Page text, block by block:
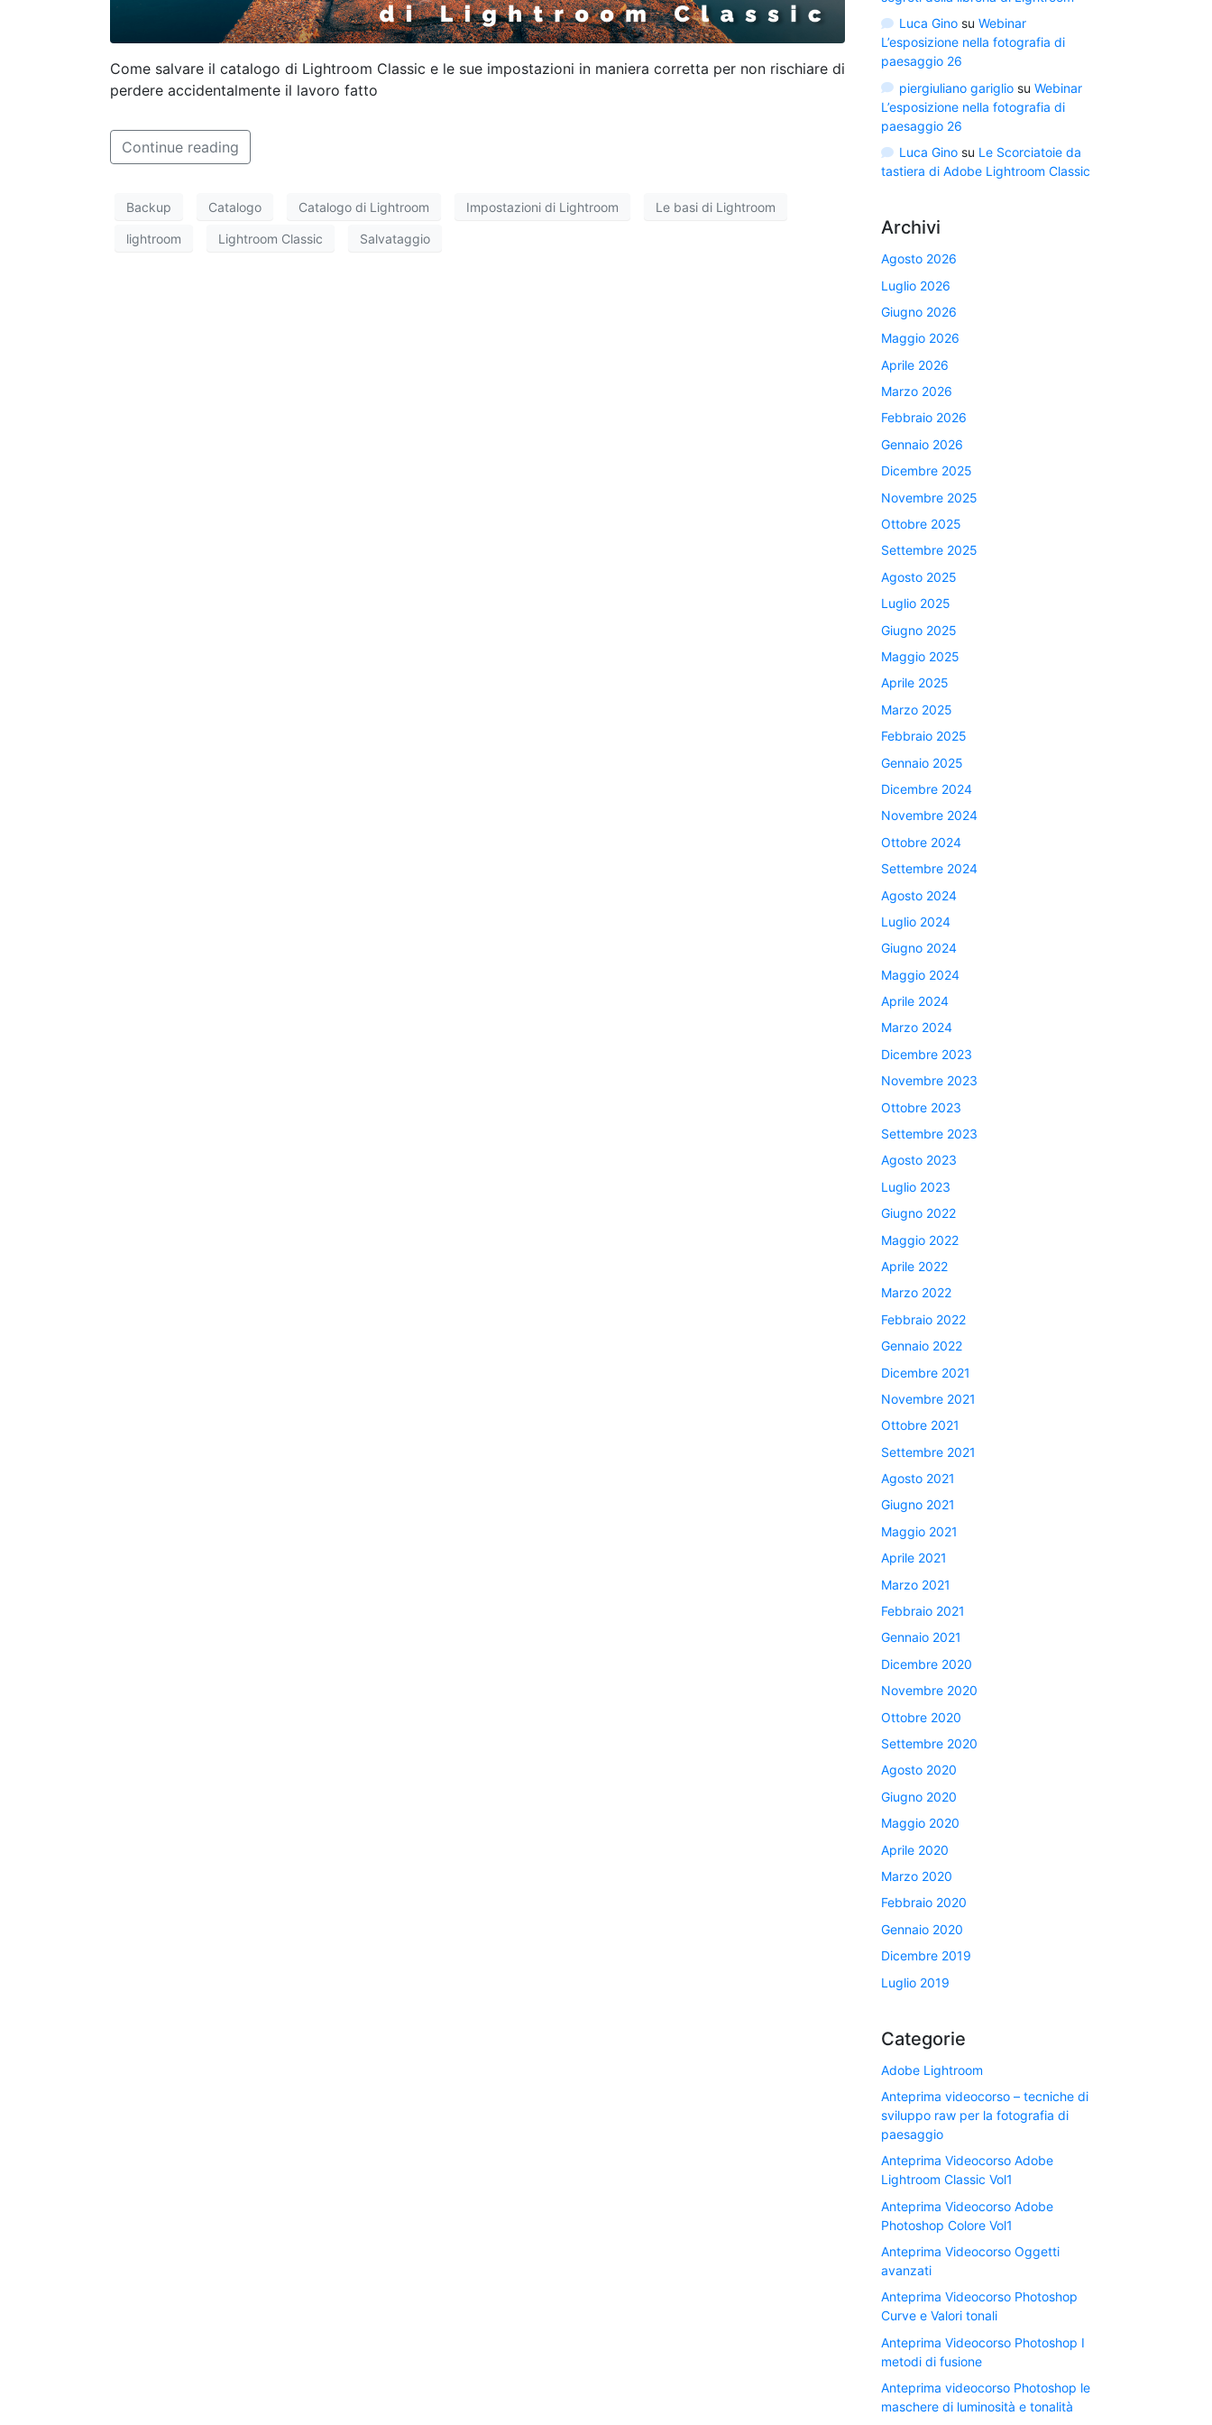
Come salvare il catalogo di Lightroom Classic e le sue impostazioni in maniera corretta per non rischiare di
perdere accidentalmente il lavoro fatto
Continue reading
Backup Catalogo Catalogo di Lightroom Impostazioni di Lightroom Le basi di Lightroom
lightroom Lightroom Classic Salvataggio
Luca Ginosu Webinar
L’esposizione nella fotografia di
paesaggio 26
piergiuliano garigliosu Webinar
L’esposizione nella fotografia di
paesaggio 26
Luca Ginosu Le Scorciatoie da
tastiera di Adobe Lightroom Classic
Archivi
Agosto 2026
Luglio 2026
Giugno 2026
Maggio 2026
Aprile 2026
Marzo 2026
Febbraio 2026
Gennaio 2026
Dicembre 2025
Novembre 2025
Ottobre 2025
Settembre 2025
Agosto 2025
Luglio 2025
Giugno 2025
Maggio 2025
Aprile 2025
Marzo 2025
Febbraio 2025
Gennaio 2025
Dicembre 2024
Novembre 2024
Ottobre 2024
Settembre 2024
Agosto 2024
Luglio 2024
Giugno 2024
Maggio 2024
Aprile 2024
Marzo 2024
Dicembre 2023
Novembre 2023
Ottobre 2023
Settembre 2023
Agosto 2023
Luglio 2023
Giugno 2022
Maggio 2022
Aprile 2022
Marzo 2022
Febbraio 2022
Gennaio 2022
Dicembre 2021
Novembre 2021
Ottobre 2021
Settembre 2021
Agosto 2021
Giugno 2021
Maggio 2021
Aprile 2021
Marzo 2021
Febbraio 2021
Gennaio 2021
Dicembre 2020
Novembre 2020
Ottobre 2020
Settembre 2020
Agosto 2020
Giugno 2020
Maggio 2020
Aprile 2020
Marzo 2020
Febbraio 2020
Gennaio 2020
Dicembre 2019
Luglio 2019
Categorie
Adobe Lightroom
Anteprima videocorso – tecniche di
sviluppo raw per la fotografia di
paesaggio
Anteprima Videocorso Adobe
Lightroom Classic Vol1
Anteprima Videocorso Adobe
Photoshop Colore Vol1
Anteprima Videocorso Oggetti
avanzati
Anteprima Videocorso Photoshop
Curve e Valori tonali
Anteprima Videocorso Photoshop I
metodi di fusione
Anteprima videocorso Photoshop le
maschere di luminosità e tonalità